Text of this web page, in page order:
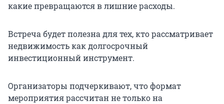
какие превращаются в лишние расходы.
Встреча будет полезна для тех, кто рассматривает
недвижимость как долгосрочный
инвестиционный инструмент.
Организаторы подчеркивают, что формат
мероприятия рассчитан не только на